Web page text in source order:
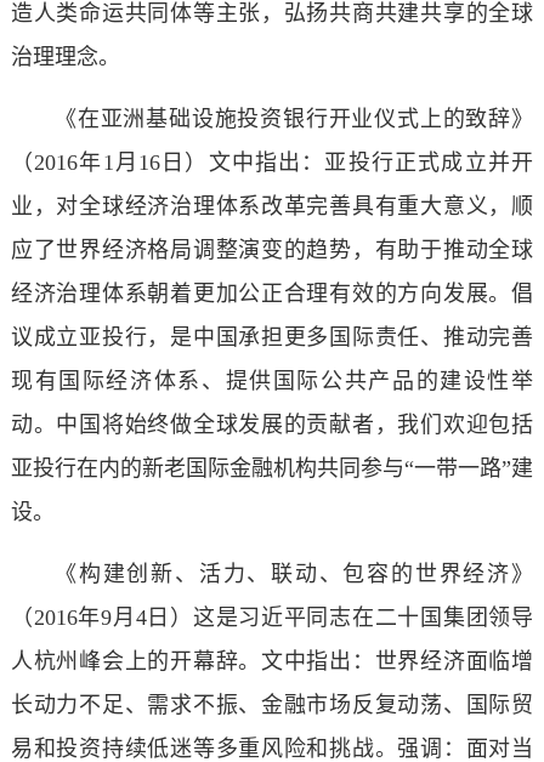
造人类命运共同体等主张，弘扬共商共建共享的全球
治理理念。
《在亚洲基础设施投资银行开业仪式上的致辞》
（2016年1月16日）文中指出：亚投行正式成立并开
业，对全球经济治理体系改革完善具有重大意义，顺
应了世界经济格局调整演变的趋势，有助于推动全球
经济治理体系朝着更加公正合理有效的方向发展。倡
议成立亚投行，是中国承担更多国际责任、推动完善
现有国际经济体系、提供国际公共产品的建设性举
动。中国将始终做全球发展的贡献者，我们欢迎包括
亚投行在内的新老国际金融机构共同参与“一带一路”建
设。
《构建创新、活力、联动、包容的世界经济》
（2016年9月4日）这是习近平同志在二十国集团领导
人杭州峰会上的开幕辞。文中指出：世界经济面临增
长动力不足、需求不振、金融市场反复动荡、国际贸
易和投资持续低迷等多重风险和挑战。强调：面对当